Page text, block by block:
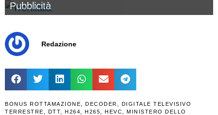
Pubblicità
Redazione
BONUS ROTTAMAZIONE DECODER
DIGITALE TELEVISIVO
TERRESTRE
DTT H264 H265 HEVC
MINISTERO DELLO